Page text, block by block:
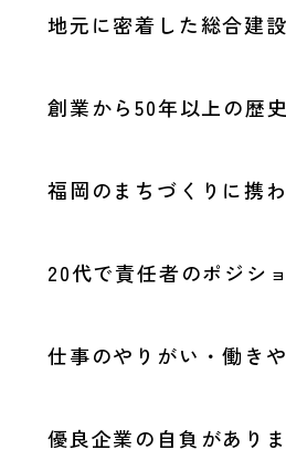
地元に密着した総合建
創業から50年以上の歴
福岡のまちづくりに携
20代で責任者のポジシ
仕事のやりがい・働き
優良企業の自負があり